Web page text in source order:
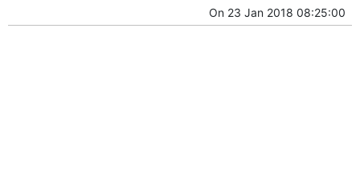
On 23 Jan 2018 08:25:00